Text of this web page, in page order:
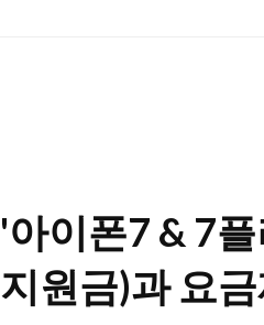
'아이폰7 & 7
지원금)과 요